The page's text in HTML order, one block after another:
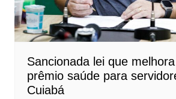
Sancionada lei que
prêmio saúde para
Cuiabá